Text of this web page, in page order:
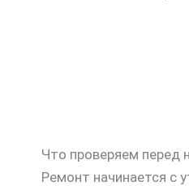
Что проверяем перед
Ремонт начинается с